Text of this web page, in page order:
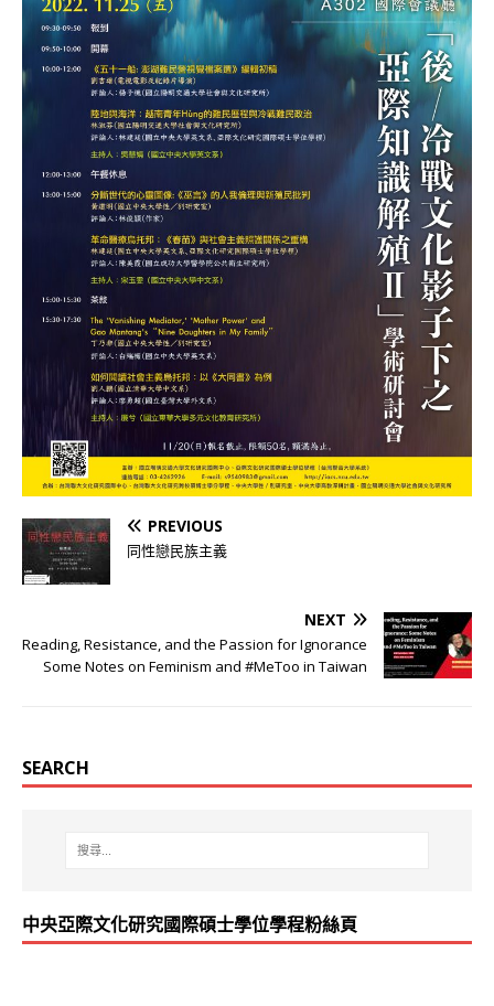
PREVIOUS
同性戀民族主義
NEXT
Reading, Resistance, and the Passion for Ignorance
Some Notes on Feminism and #MeToo in Taiwan
SEARCH
中央亞際文化研究國際碩士學位學程粉絲頁